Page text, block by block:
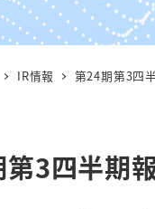
IR情報 第24期第3四
3四半期